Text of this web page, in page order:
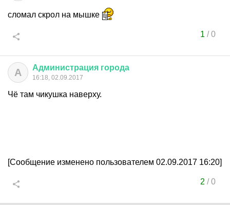
сломал скрол на мышке
1 /0
А Администрация города
16:18, 02.09.2017
Чё там чикушка наверху.
[Сообщение изменено пользователем 02.09.2017 16:20]
2 /0